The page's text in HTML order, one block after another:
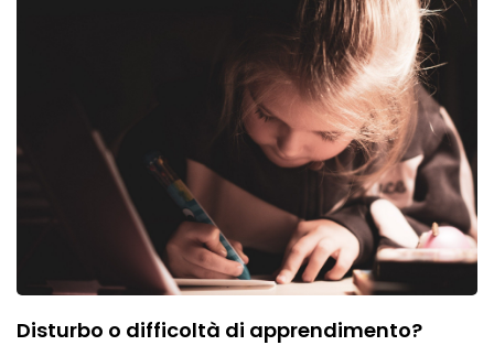
Disturbo o difficoltà di apprendimento?